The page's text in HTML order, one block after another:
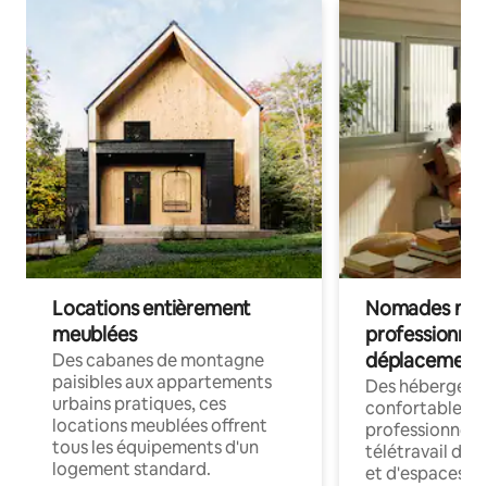
Locations entièrement
meublées
Des cabanes de montagne
paisibles aux appartements
urbains pratiques, ces
locations meublées offrent
tous les équipements d'un
logement standard.
Nomades
déplacement
Des
confortables
professionnels
télétravail
et d'espaces